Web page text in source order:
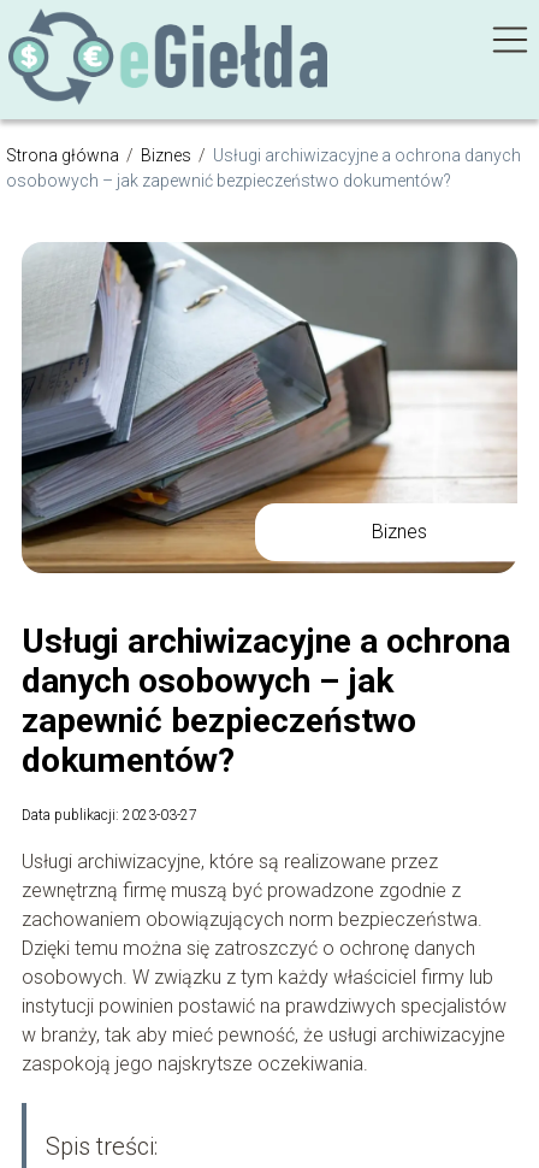
Strona główna / Biznes / Usługi archiwizacyjne a ochrona danych
osobowych – jak zapewnić bezpieczeństwo dokumentów?
Biznes
Usługi archiwizacyjne a ochrona
danych osobowych – jak
zapewnić bezpieczeństwo
dokumentów?
Data publikacji: 2023-03-27
Usługi archiwizacyjne, które są realizowane przez
zewnętrzną firmę muszą być prowadzone zgodnie z
zachowaniem obowiązujących norm bezpieczeństwa.
Dzięki temu można się zatroszczyć o ochronę danych
osobowych. W związku z tym każdy właściciel firmy lub
instytucji powinien postawić na prawdziwych specjalistów
w branży, tak aby mieć pewność, że usługi archiwizacyjne
zaspokoją jego najskrytsze oczekiwania.
Spis treści: